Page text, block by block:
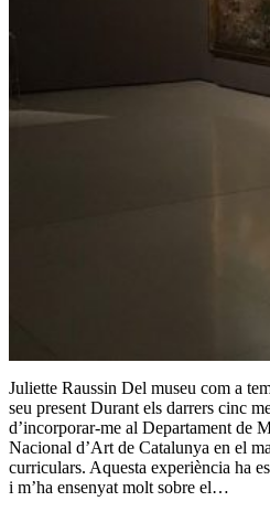
Juliette Raussin Del museu com a
seu present Durant els darrers cinc
d’incorporar-me al Departament de
Nacional d’Art de Catalunya en el
curriculars. Aquesta experiència ha
i m’ha ensenyat molt sobre el…